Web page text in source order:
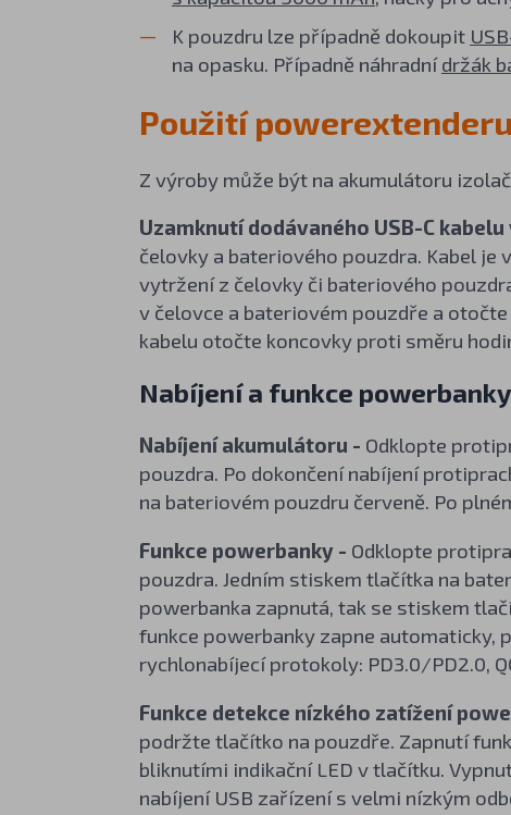
K pouzdru lze případně dokoupit
na opasku. Případně náhradnídržák
Použití powerextenderu
Z výroby může být na akumulátoru
Uzamknutí dodávaného USB-C
čelovky a bateriového pouzdra. Kabel je
vytržení z čelovky či bateriového
v čelovce a bateriovém pouzdře a
kabelu otočte koncovky proti směru
Nabíjení a funkce powerbanky
Nabíjení akumulátoru - Odklopte
pouzdra. Po dokončení nabíjení
na bateriovém pouzdru červeně. Po
Funkce powerbanky - Odklopte
pouzdra. Jedním stiskem tlačítka na
powerbanka zapnutá, tak se stiskem
funkce powerbanky zapne automaticky,
rychlonabíjecí protokoly: PD3.0/PD2.0,
Funkce detekce nízkého zatížení
podržte tlačítko na pouzdře. Zapnutí
bliknutími indikační LED v tlačítku.
nabíjení USB zařízení s velmi nízkým